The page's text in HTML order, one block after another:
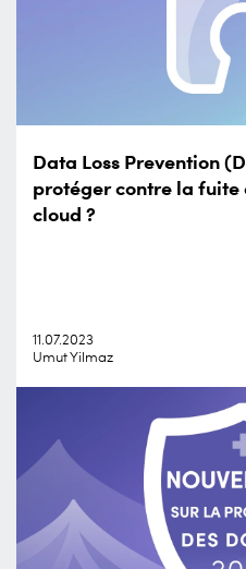
Data Loss Prevention
protéger contre la fuite
cloud ?
11.07.2023
Umut Yilmaz